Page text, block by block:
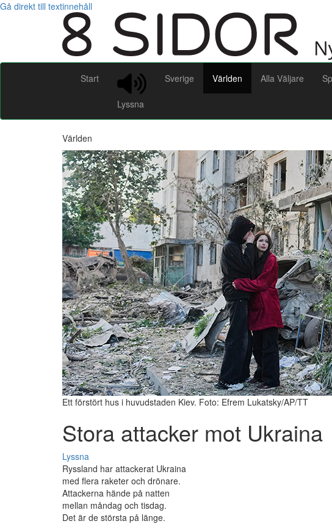
Gå direkt till textinnehåll
Start
Lyssna
Sverige Världen Alla Väljare
Världen
Ett förstört hus i huvudstaden Kiev. Foto: Efrem Lukatsky/AP/TT
Stora attacker mot Ukraina
Lyssna
Ryssland har attackerat Ukraina
med flera raketer och drönare.
Attackerna hände på natten
mellan måndag och tisdag.
Det är de största på länge.